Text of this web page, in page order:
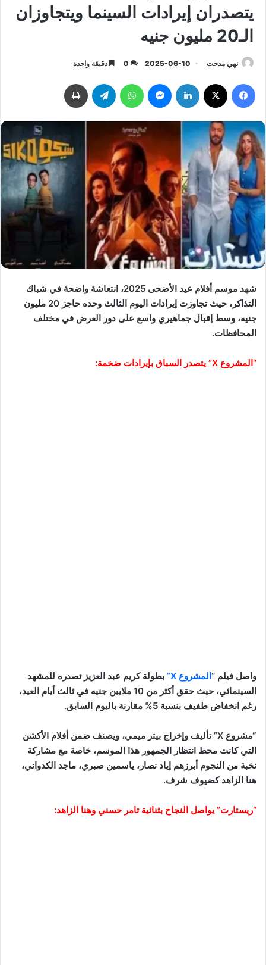
يتصدران إيرادات السينما ويتجاوزان
الـ20 مليون جنيه
نهي مدحت 2025-06-10
0 دقيقة واحدة
شهد موسم أفلام عيد الأضحى 2025، انتعاشة واضحة في شباك
التذاكر، حيث تجاوزت إيرادات اليوم الثالث وحده حاجز 20 مليون
جنيه، وسط إقبال جماهيري واسع على دور العرض في مختلف
المحافظات.
“المشروع X” يتصدر السباق بإيرادات ضخمة:
واصل فيلم “ المشروع X”
بطولة كريم عبد العزيز تصدره للمشهد
السينمائي، حيث حقق أكثر من 10 ملايين جنيه في ثالث أيام العيد،
رغم انخفاض طفيف بنسبة 5% مقارنة باليوم السابق.
“
مشروع X” تأليف وإخراج بيتر ميمي، ويصنف ضمن أفلام الأكشن
التي كانت محط انتظار الجمهور هذا الموسم، خاصة مع مشاركة
نخبة من النجوم أبرزهم إياد نصار، ياسمين صبري، ماجد الكدواني،
هنا الزاهد كضيوف شرف.
“ريستارت” يواصل النجاح بثنائية تامر حسني وهنا الزاهد: